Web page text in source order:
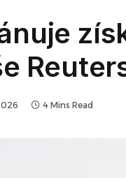
4 Mins Read